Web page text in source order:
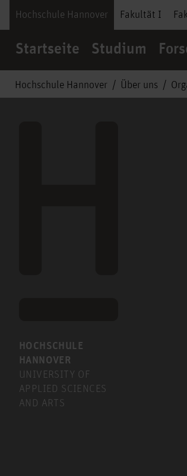
Hochschule Hannover Fakultät I
Startseite Studium
Hochschule Hannover Über uns
HOCHSCHULE
HANNOVER
UNIVERSITY OF
APPLIED SCIENCES
AND ARTS